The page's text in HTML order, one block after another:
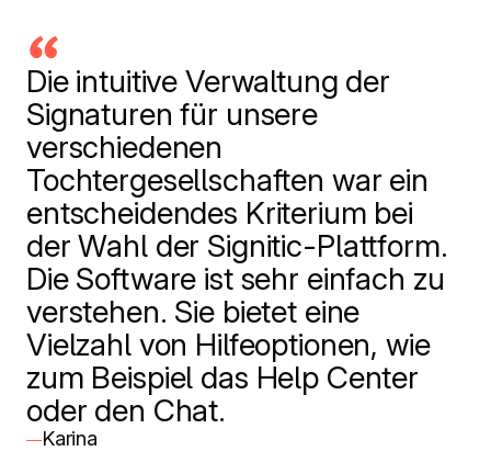
Die intuitive Verwaltung der
Signaturen für unsere
verschiedenen
Tochtergesellschaften war ein
entscheidendes Kriterium bei
der Wahl der Signitic-Plattform.
Die Software ist sehr einfach zu
verstehen. Sie bietet eine
Vielzahl von Hilfeoptionen, wie
zum Beispiel das Help Center
oder den Chat.
—Karina